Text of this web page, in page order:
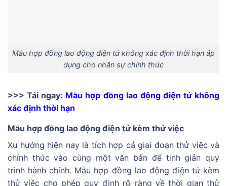
Mẫu hợp đồng lao động điện tử không xác định thời hạn áp
dụng cho nhân sự chính thức
>>> Tải ngay: Mẫu hợp đồng lao động điện tử không
xác định thời hạn
Mẫu hợp đồng lao động điện tử kèm thử việc
Xu hướng hiện nay là tích hợp cả giai đoạn thử việc và
chính thức vào cùng một văn bản để tinh giản quy
trình hành chính. Mẫu hợp đồng lao động điện tử kèm
thử việc cho phép quy định rõ ràng về thời gian thử